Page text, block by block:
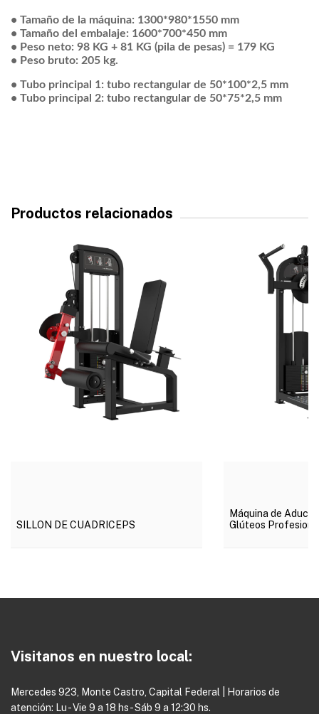
• Tamaño de la máquina: 1300*980*1550 mm
• Tamaño del embalaje: 1600*700*450 mm
• Peso neto: 98 KG + 81 KG (pila de pesas) = 179 KG
• Peso bruto: 205 kg.
• Tubo principal 1: tubo rectangular de 50*100*2,5 mm
• Tubo principal 2: tubo rectangular de 50*75*2,5 mm
Productos relacionados
SILLON DE CUADRICEPS
Máquina de
Glúteos
Visitanos en nuestro local:
Mercedes 923, Monte Castro, Capital Federal | Horarios de
atención: Lu - Vie 9 a 18 hs - Sáb 9 a 12:30 hs.